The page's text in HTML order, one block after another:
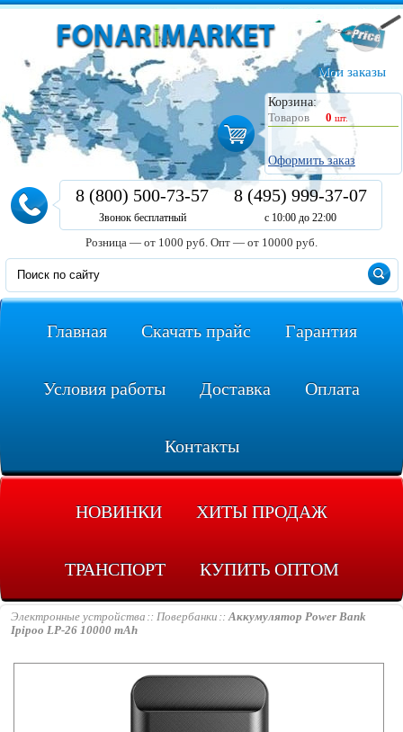
Мои заказы
Корзина:
Товаров
0 шт.
Оформить заказ
8 (800) 500-73-57
Звонок бесплатный
8 (495) 999-37-07
с 10:00 до 22:00
Розница — от 1000 руб. Опт — от 10000 руб.
Главная Скачать прайс Гарантия
Условия работы Доставка Оплата
Контакты
НОВИНКИ ХИТЫ ПРОДАЖ
ТРАНСПОРТ КУПИТЬ ОПТОМ
Электронные устройства Повербанки
Аккумулятор Power Bank
Ipipoo LP-26 10000 mAh